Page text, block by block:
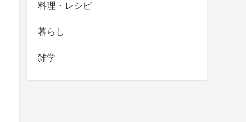
料理・レシピ
暮らし
雑学